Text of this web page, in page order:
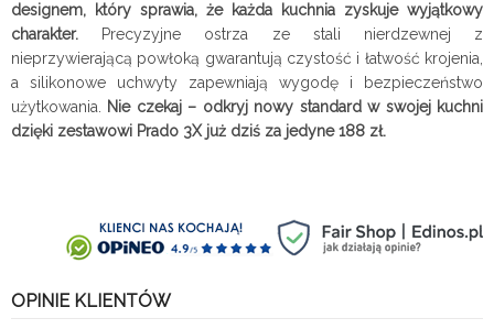
designem, który sprawia, że każda kuchnia zyskuje wyjątkowy
charakter. Precyzyjne ostrza ze stali nierdzewnej z
nieprzywierającą powłoką gwarantują czystość i łatwość krojenia,
a silikonowe uchwyty zapewniają wygodę i bezpieczeństwo
użytkowania. Nie czekaj – odkryj nowy standard w swojej kuchni
dzięki zestawowi Prado 3X już dziś za jedyne 188 zł.
OPINIE KLIENTÓW